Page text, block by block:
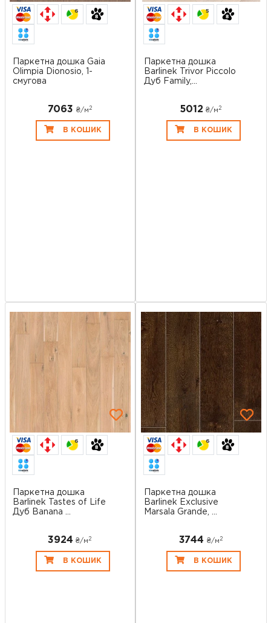
6
Паркетна дошка Gaia
Olimpia Dionosio, 1-
смугова
7063 ₴/м 2
В КОШИК
5
Паркетна дошка
Barlinek Trivor Piccolo
Дуб Family,...
5012 ₴/м2
В КОШИК
6
Паркетна дошка
Barlinek Tastes of Life
Дуб Banana ...
3924 ₴/м2
В КОШИК
6
Паркетна дошка
Barlinek Exclusive
Marsala Grande, ...
3744 ₴/м 2
В КОШИК